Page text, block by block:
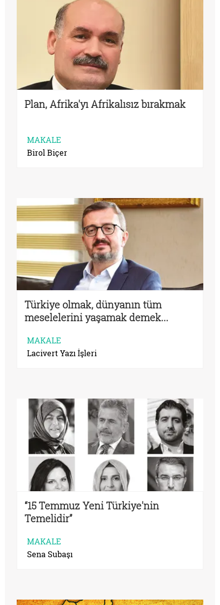
Plan, Afrika'yı Afrikalısız bırakmak
MAKALE
Birol Biçer
Türkiye olmak, dünyanın tüm
meselelerini yaşamak demek...
MAKALE
Lacivert Yazı İşleri
“15 Temmuz Yeni Türkiye'nin
Temelidir”
MAKALE
Sena Subaşı